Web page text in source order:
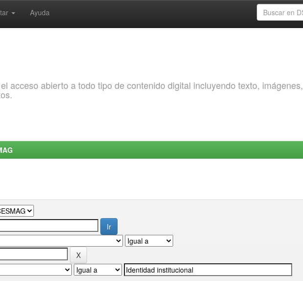
Ayuda
acceso abierto a todo tipo de contenido digital incluyendo texto, imágenes,